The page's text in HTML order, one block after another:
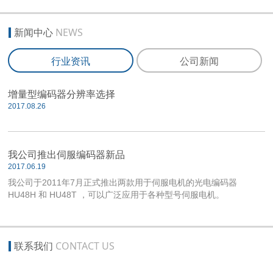
新闻中心 NEWS
行业资讯 公司新闻
增量型编码器分辨率选择
2017.08.26
我公司推出伺服编码器新品
2017.06.19
我公司于2011年7月正式推出两款用于伺服电机的光电编码器
HU48H 和 HU48T ，可以广泛应用于各种型号伺服电机。
联系我们 CONTACT US